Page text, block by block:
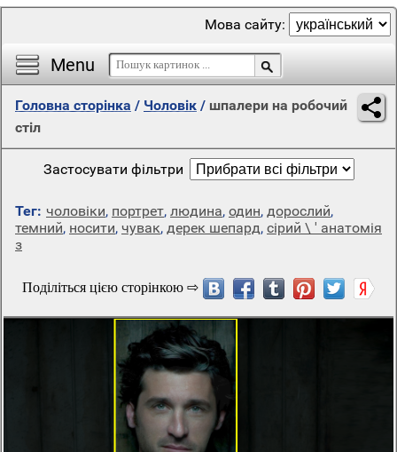
Menu
Мова сайту:
Головна сторінка / Чоловік / шпалери на робочий
стіл
Застосувати фільтри
Тег: чоловіки, портрет, людина, один, дорослий,
темний, носити, чувак, дерек шепард, сірий \ ' анатомія
з